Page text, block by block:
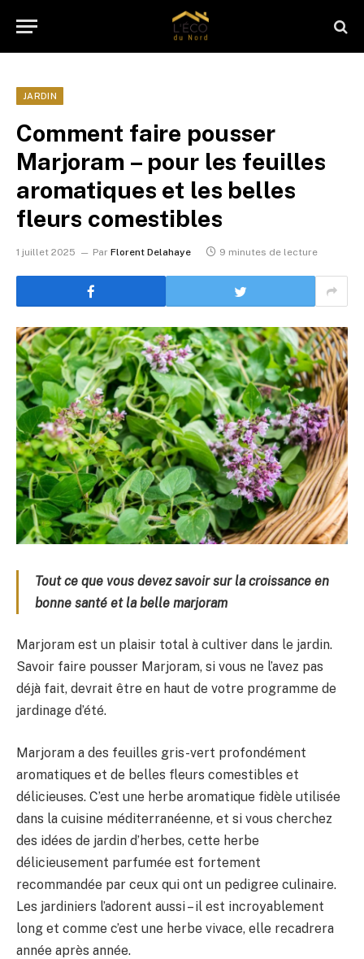
JARDIN
Comment faire pousser
Marjoram – pour les feuilles
aromatiques et les belles
fleurs comestibles
1 juillet 2025 Par Florent Delahaye 9 minutes de lecture
Tout ce que vous devez savoir sur la croissance en
bonne santé et la belle marjoram
Marjoram est un plaisir total à cultiver dans le jardin.
Savoir faire pousser Marjoram, si vous ne l’avez pas
déjà fait, devrait être en haut de votre programme de
jardinage d’été.
Marjoram a des feuilles gris-vert profondément
aromatiques et de belles fleurs comestibles et
délicieuses. C’est une herbe aromatique fidèle utilisée
dans la cuisine méditerranéenne, et si vous cherchez
des idées de jardin d’herbes, cette herbe
délicieusement parfumée est fortement
recommandée par ceux qui ont un pedigree culinaire.
Les jardiniers l’adorent aussi – il est incroyablement
long et comme c’est une herbe vivace, elle recadrera
année après année.